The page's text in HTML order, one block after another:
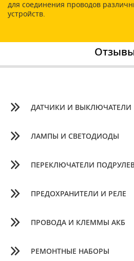
для соединения проводов
устройств.
ДАТЧИКИ И ВЫКЛЮЧАТЕЛИ
ЛАМПЫ И СВЕТОДИОДЫ
ПЕРЕКЛЮЧАТЕЛИ
ПРЕДОХРАНИТЕЛИ И РЕЛЕ
ПРОВОДА И КЛЕММЫ АКБ
РЕМОНТНЫЕ НАБОРЫ